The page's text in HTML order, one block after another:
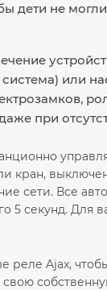
дети не
система) или
при
кран,
сети. Все
5 секунд. Для
реле Ajax,